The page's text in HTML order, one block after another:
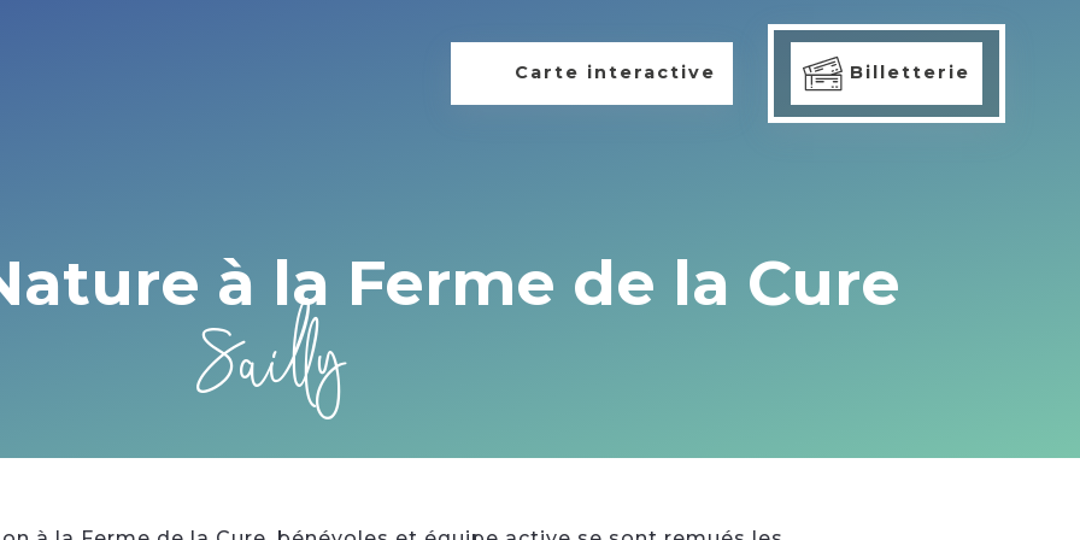
Carte interactive Billetterie
à la Ferme de la Cure
Sailly